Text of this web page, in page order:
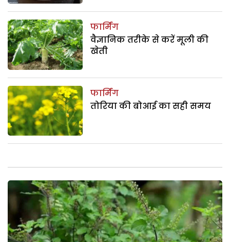
फार्मिंग
वैज्ञानिक तरीके से करें मूली की
खेती
फार्मिंग
तोरिया की बोआई का सही समय